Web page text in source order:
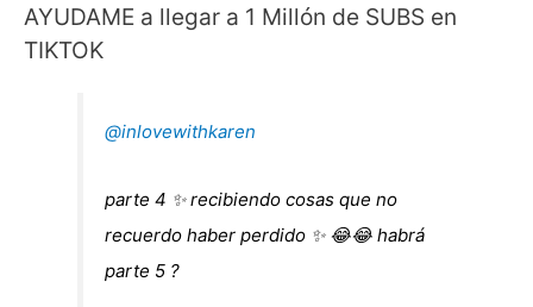
AYUDAME a llegar a 1 Millón de SUBS en
TIKTOK
@inlovewithkaren
parte 4 ✨ recibiendo cosas que no
recuerdo haber perdido ✨ 😂😂 habrá
parte 5 ?